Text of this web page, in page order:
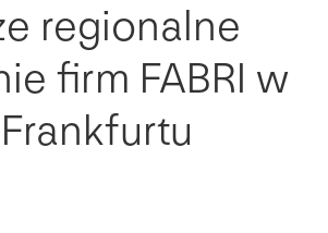
regionalne
firm FABRI w